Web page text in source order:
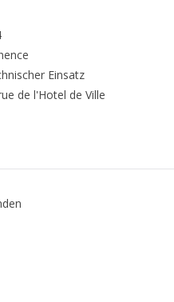
Einsatz
de l'Hotel de Ville